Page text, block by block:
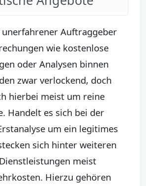
Auftraggeber
wie kostenlose
oder Analysen binnen
zwar verlockend, doch
hierbei meist um reine
Handelt es sich bei der
um ein legitimes
sich hinter weiteren
meist
Hierzu gehören